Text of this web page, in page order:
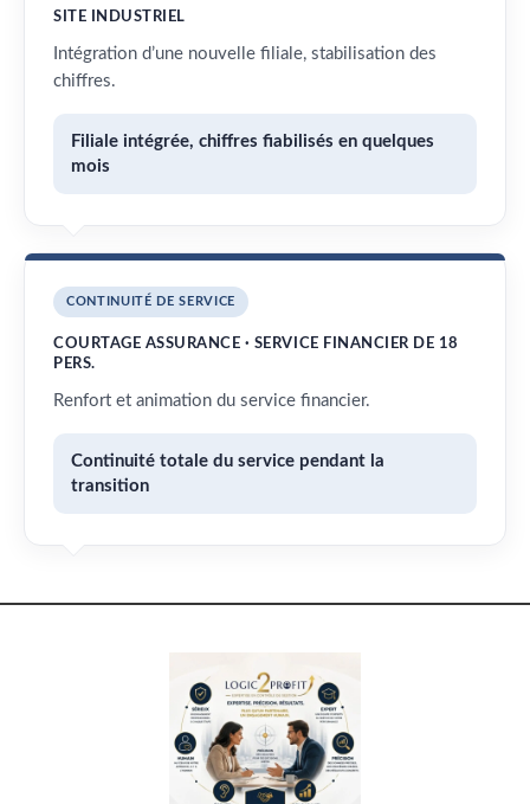
SITE INDUSTRIEL
Intégration d’une nouvelle filiale, stabilisation des
chiffres.
Filiale intégrée, chiffres fiabilisés en quelques
mois
CONTINUITÉ DE SERVICE
COURTAGE ASSURANCE · SERVICE FINANCIER DE 18
PERS.
Renfort et animation du service financier.
Continuité totale du service pendant la
transition